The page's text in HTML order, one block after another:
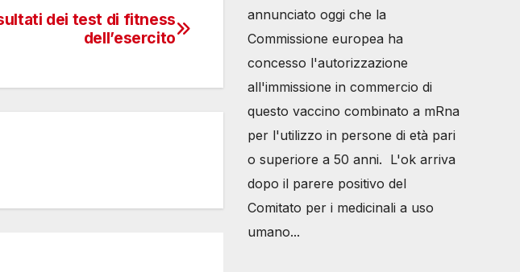
dei test di fitness
dell’esercito
annunciato oggi che la
Commissione europea ha
concesso l'autorizzazione
all'immissione in commercio di
questo vaccino combinato a mRna
per l'utilizzo in persone di età pari
o superiore a 50 anni. L'ok arriva
dopo il parere positivo del
Comitato per i medicinali a uso
umano...